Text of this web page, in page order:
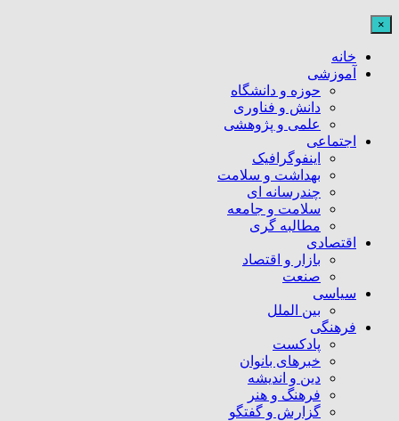
×
خانه
آموزشی
حوزه و دانشگاه
دانش و فناوری
علمی و پژوهشی
اجتماعی
اینفوگرافیک
بهداشت و سلامت
چندرسانه ای
سلامت و جامعه
مطالبه گری
اقتصادی
بازار و اقتصاد
صنعت
سیاسی
بین الملل
فرهنگی
پادکست
خبرهای بانوان
دین و اندیشه
فرهنگ و هنر
گزارش و گفتگو